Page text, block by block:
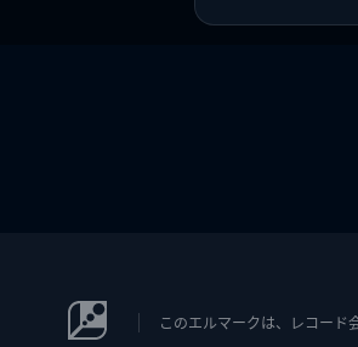
このエルマークは、レコード